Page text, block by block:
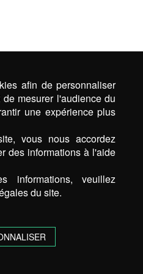
afin de personnaliser
mesurer l'audience du
une expérience plus
vous nous accordez
des informations à l'aide
informations, veuillez
du site.